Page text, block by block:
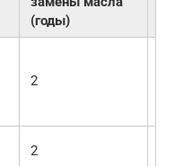
(годы)
2
2